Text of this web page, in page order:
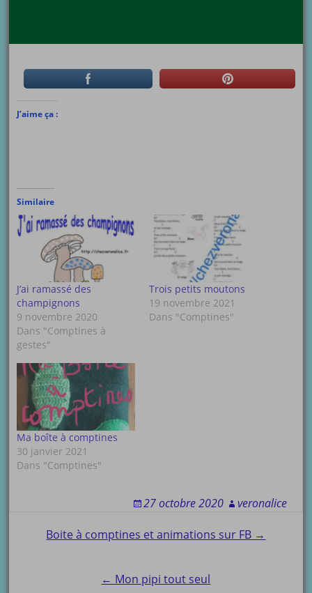
J’aime ça :
Similaire
J’ai ramassé des
champignons
9 novembre 2020
Dans "Comptines à
gestes"
Trois petits moutons
19 novembre 2021
Dans "Comptines"
Ma boîte à comptines
30 janvier 2021
Dans "Comptines"
27 octobre 2020 veronalice
Post
navigation
Boite à comptines et animations sur FB →
← Mon pipi tout seul